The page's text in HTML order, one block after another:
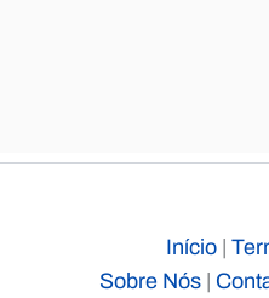
Início |
Sobre Nós|